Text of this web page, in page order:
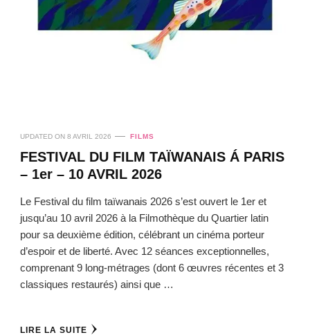
UPDATED ON 8 AVRIL 2026 FILMS
FESTIVAL DU FILM TAÏWANAIS Á PARIS
– 1er – 10 AVRIL 2026
Le Festival du film taïwanais 2026 s’est ouvert le 1er et
jusqu’au 10 avril 2026 à la Filmothèque du Quartier latin
pour sa deuxième édition, célébrant un cinéma porteur
d’espoir et de liberté. Avec 12 séances exceptionnelles,
comprenant 9 long-métrages (dont 6 œuvres récentes et 3
classiques restaurés) ainsi que …
LIRE LA SUITE